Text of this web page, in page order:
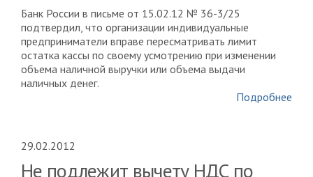
Банк России в письме от 15.02.12 № 36-3/25
подтвердил, что организации индивидуальные
предприниматели вправе пересматривать лимит
остатка кассы по своему усмотрению при изменении
объема наличной выручки или объема выдачи
наличных денег.
Подробнее
29.02.2012
Не подлежит вычету НДС по